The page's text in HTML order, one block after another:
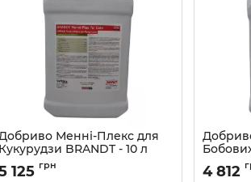
Менні-Плекс для
Кукурудзи BRANDT - 10 л
Артикул: 3203087
125 грн Артикул:
4 812